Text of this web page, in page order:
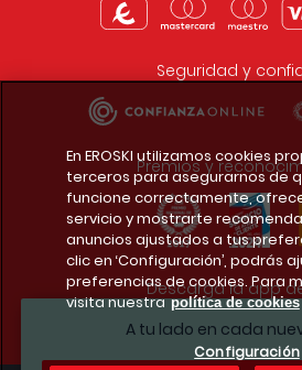
A tu lado en cada
Seguridad y
Premios y
Descarga la app
En EROSKI utilizamos cookies
terceros para asegurarnos de
funcione correctamente,
servicio y mostrarte
anuncios ajustados a tus
clic en ‘Configuración’, podrás
preferencias de cookies. Para
visita nuestra política de cookies
Configuración